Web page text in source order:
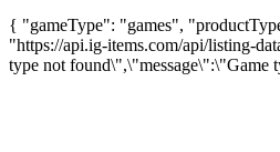
{ "gameType": "games",
"https://api.ig-items.com/api/listing-
type not